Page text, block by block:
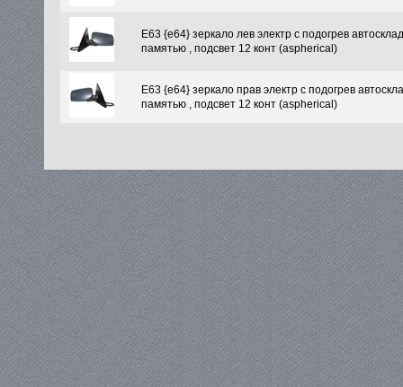
E63 {e64} зеркало лев электр с подогрев
памятью , подсвет 12 конт (aspherical)
E63 {e64} зеркало прав электр с подогрев
памятью , подсвет 12 конт (aspherical)